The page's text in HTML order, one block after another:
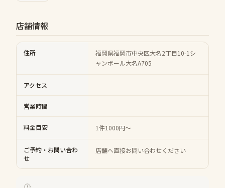
店舗情報
住所
福岡県福岡市中央区大名2丁目10-1シ
ャンボール大名A705
アクセス
営業時間
料金目安 1件1000円～
ご予約・お問い合わ
せ
店舗へ直接お問い合わせください